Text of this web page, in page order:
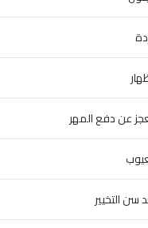
عن دفع المهر
سن التخيير